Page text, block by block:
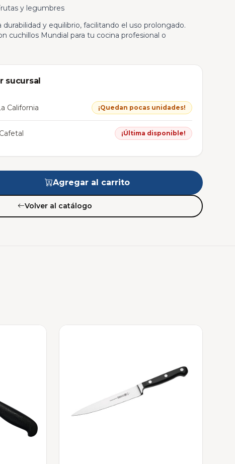
y legumbres
y equilibrio, facilitando el uso prolongado.
cuchillos Mundial para tu cocina profesional o
sucursal
California ¡Quedan pocas unidades!
¡Última disponible!
Agregar al carrito
Volver al catálogo